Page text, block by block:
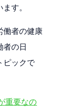
す。
働者の健康
者の日
ピックで
重要なの